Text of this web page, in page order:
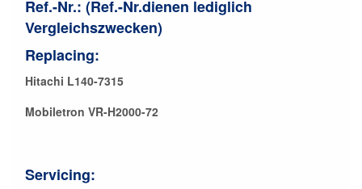
Ref.-Nr.: (Ref.-Nr.dienen lediglich
Vergleichszwecken)
Replacing:
Hitachi L140-7315
Mobiletron VR-H2000-72
Servicing: